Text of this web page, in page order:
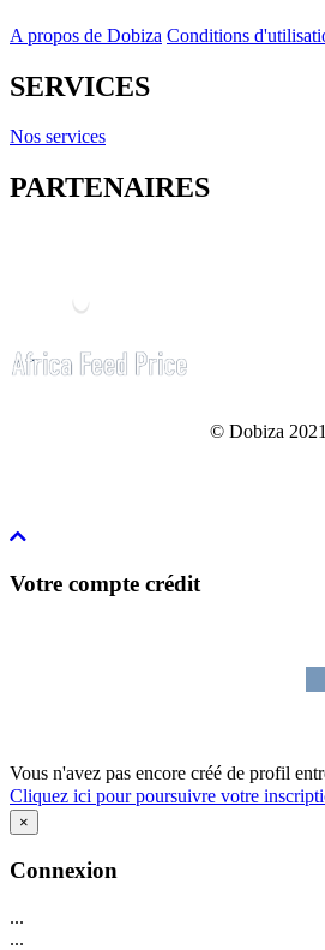
A propos de Dobiza Conditions
SERVICES
Nos services
PARTENAIRES
© Dobiza 2021
Votre compte crédit
Vous n'avez pas encore créé de profil
Cliquez ici pour poursuivre votre
×
Connexion
...
...